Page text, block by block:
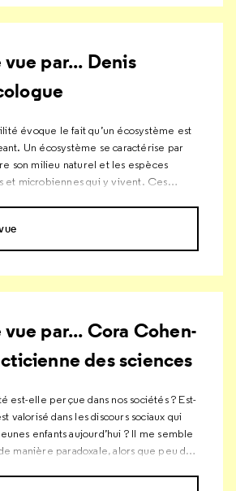
par... Denis
évoque le fait qu’un écosystème est
Un écosystème se caractérise par
son milieu naturel et les espèces
et microbiennes qui y vivent. Ces
aléas climatiques, influences
des espèces…).
par... Cora Cohen-
des sciences
est-elle perçue dans nos sociétés ? Est-
valorisé dans les discours sociaux qui
enfants aujourd’hui ? Il me semble
manière paradoxale, alors que peu de